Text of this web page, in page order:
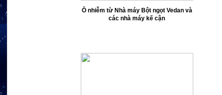
Ô nhiễm từ Nhà máy Bột ngọt Vedan và
các nhà máy kế cận